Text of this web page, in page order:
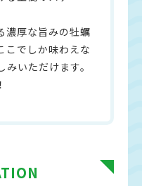
濃厚な旨みの牡蠣
こでしか味わえな
いただけます。